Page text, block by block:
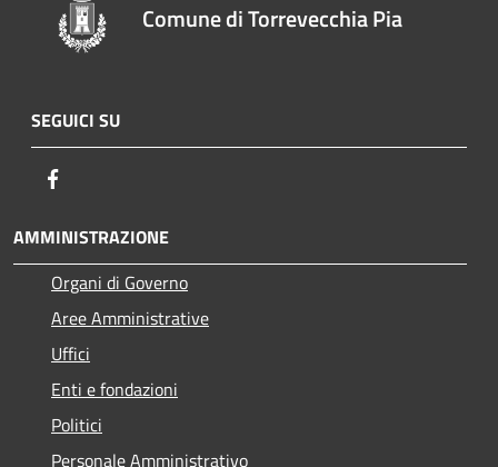
Comune di Torrevecchia Pia
SEGUICI SU
AMMINISTRAZIONE
Organi di Governo
Aree Amministrative
Uffici
Enti e fondazioni
Politici
Personale Amministrativo